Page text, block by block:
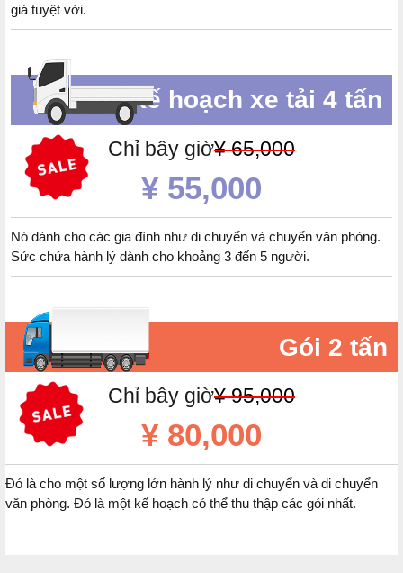
giá tuyệt vời.
Kế hoạch xe tải 4 tấn
Chỉ bây giờ¥ 65,000
¥ 55,000
Nó dành cho các gia đình như di chuyển và chuyển văn phòng.
Sức chứa hành lý dành cho khoảng 3 đến 5 người.
Gói 2 tấn
Chỉ bây giờ¥ 95,000
¥ 80,000
Đó là cho một số lượng lớn hành lý như di chuyển và di chuyển
văn phòng. Đó là một kế hoạch có thể thu thập các gói nhất.